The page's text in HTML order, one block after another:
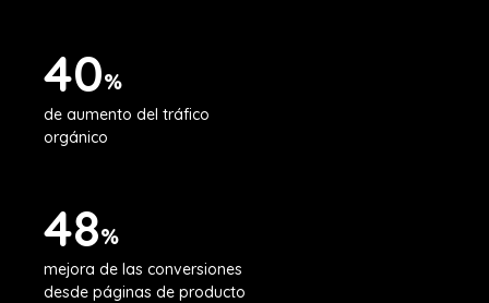
40%
de aumento del tráfico
orgánico
48%
mejora de las conversiones
desde páginas de producto